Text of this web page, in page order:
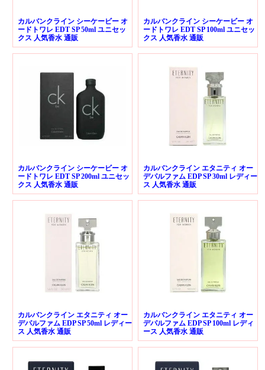
カルバンクライン シーケービー オ
ードトワレ EDT SP 50ml ユニセッ
クス 人気香水 通販
カルバンクライン シーケービー オ
ードトワレ EDT SP 100ml ユニセッ
クス 人気香水 通販
カルバンクライン シーケービー オ
ードトワレ EDT SP 200ml ユニセッ
クス 人気香水 通販
カルバンクライン エタニティ オー
デパルファム EDP SP 30ml レディー
ス 人気香水 通販
カルバンクライン エタニティ オー
デパルファム EDP SP 50ml レディー
ス 人気香水 通販
カルバンクライン エタニティ オー
デパルファム EDP SP 100ml レディ
ース 人気香水 通販